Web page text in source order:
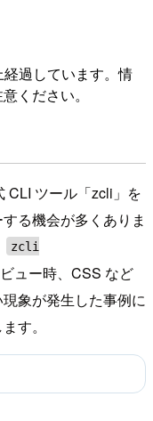
過しています。情
ください。
CLI ツール「zcli」を
る機会が多くありま
zcli
ュー時、CSS など
象が発生した事例に
す。